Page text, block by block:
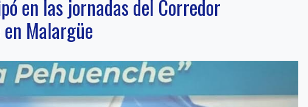
en las jornadas del Corredor
Malargüe